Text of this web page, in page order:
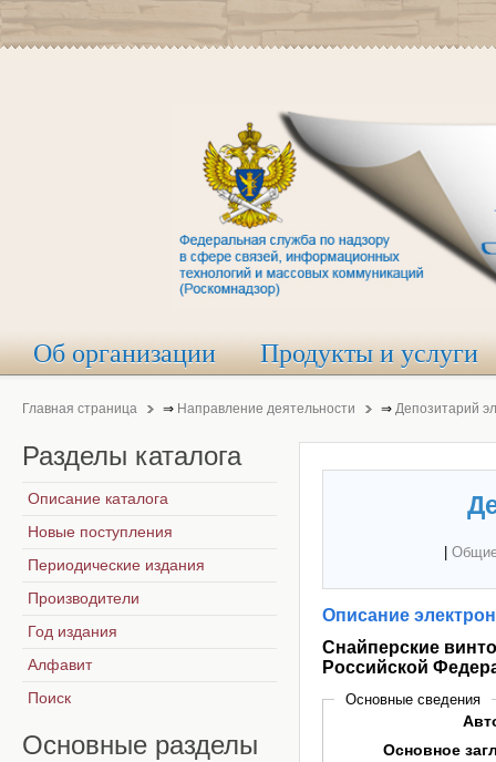
Об организации Продукты и услуги
Главная страница ⇒ Направление деятельности ⇒ Депозитарий
Описание
Снайперские
Российской
Основные сведения
Основное
Разделы каталога
Описание каталога
Новые поступления
Периодические издания
Производители
Год издания
Алфавит
Поиск
Основные разделы